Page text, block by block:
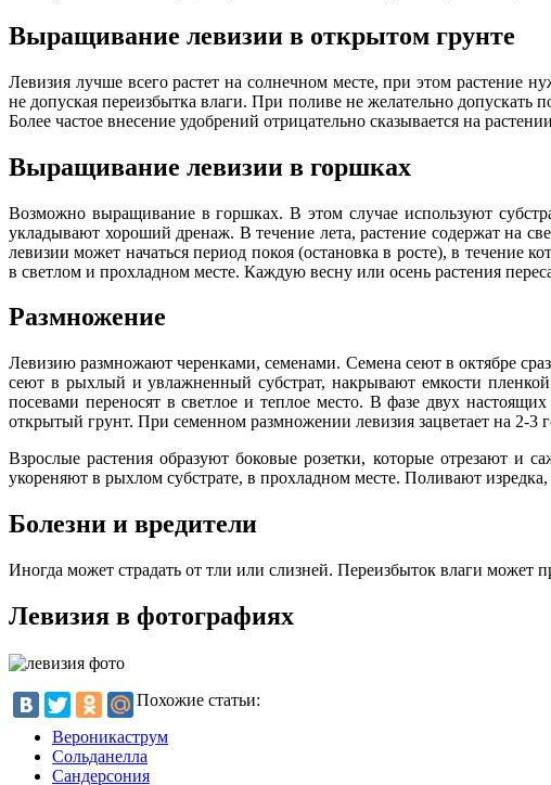
Выращивание левизии в открытом грунте
Левизия лучше всего растет на солнечном месте, при этом
не допуская переизбытка влаги. При поливе не желательно допускать
Более частое внесение удобрений отрицательно сказывается на
Выращивание левизии в горшках
Возможно выращивание в горшках. В этом случае используют
укладывают хороший дренаж. В течение лета, растение содержат на
левизии может начаться период покоя (остановка в росте), в
в светлом и прохладном месте. Каждую весну или осень растения
Размножение
Левизию размножают черенками, семенами. Семена сеют в октябре
сеют в рыхлый и увлажненный субстрат, накрывают емкости
посевами переносят в светлое и теплое место. В фазе двух
открытый грунт. При семенном размножении левизия зацветает на 2-3
Взрослые растения образуют боковые розетки, которые отрезают
укореняют в рыхлом субстрате, в прохладном месте. Поливают
Болезни и вредители
Иногда может страдать от тли или слизней. Переизбыток влаги может
Левизия в фотографиях
Похожие статьи:
Вероникаструм
Сольданелла
Сандерсония